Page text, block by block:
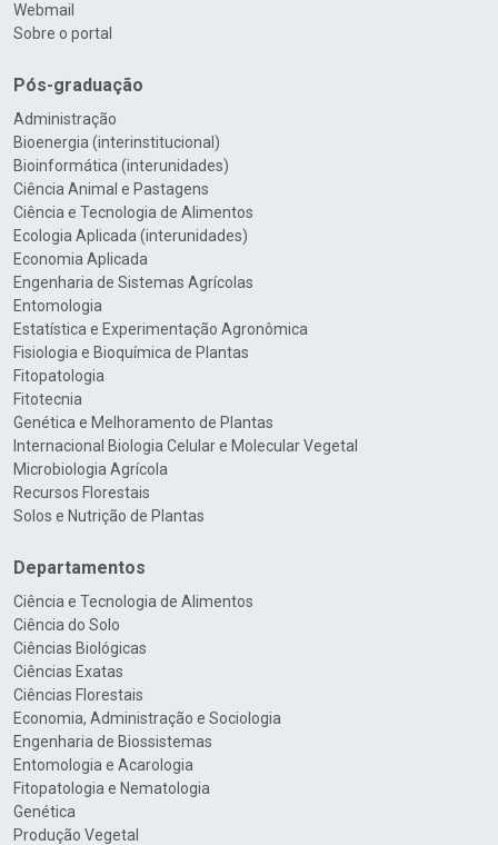
Webmail
Sobre o portal
Pós-graduação
Administração
Bioenergia (interinstitucional)
Bioinformática (interunidades)
Ciência Animal e Pastagens
Ciência e Tecnologia de Alimentos
Ecologia Aplicada (interunidades)
Economia Aplicada
Engenharia de Sistemas Agrícolas
Entomologia
Estatística e Experimentação Agronômica
Fisiologia e Bioquímica de Plantas
Fitopatologia
Fitotecnia
Genética e Melhoramento de Plantas
Internacional Biologia Celular e Molecular Vegetal
Microbiologia Agrícola
Recursos Florestais
Solos e Nutrição de Plantas
Departamentos
Ciência e Tecnologia de Alimentos
Ciência do Solo
Ciências Biológicas
Ciências Exatas
Ciências Florestais
Economia, Administração e Sociologia
Engenharia de Biossistemas
Entomologia e Acarologia
Fitopatologia e Nematologia
Genética
Produção Vegetal